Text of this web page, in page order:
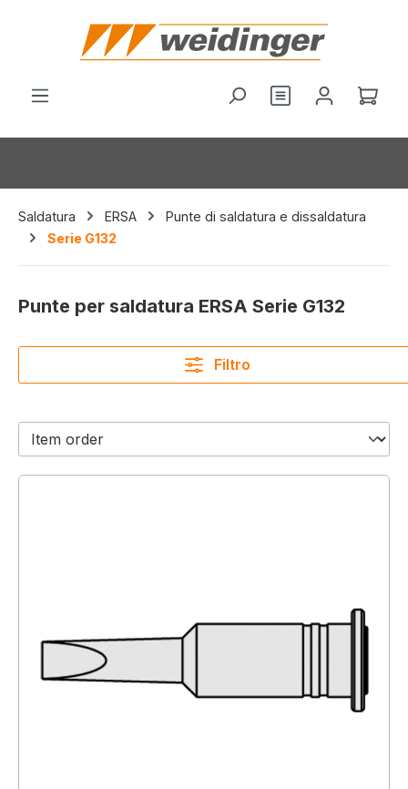
principale
Il
Saldatura ERSA
Punte di saldatura e dissaldatura
Serie G132
Punte per saldatura ERSA Serie G132
Filtro